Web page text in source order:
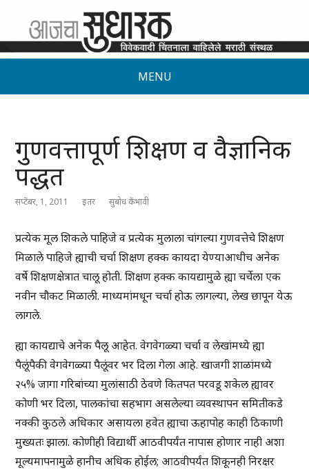
MENU
गुणवत्तापूर्ण शिक्षण व वैज्ञानिक
पद्धत
सप्टेंबर, 1, 2011 इतर सुबोध केंभावी
प्रत्येक मूल शिकले पाहिजे व प्रत्येक मुलाला चांगल्या गुणवत्तेचे शिक्षण
मिळाले पाहिजे ह्याची चर्चा शिक्षण हक्क कायदा येण्याआधीच अनेक
वर्षे शिक्षणक्षेत्रात चालू होती. शिक्षण हक्क कायद्यामुळे ह्या चर्चेला एक
नवीन चौकट मिळाली. माध्यमांमधून चर्चा होऊ लागल्या, लेख छापून येऊ
लागले.
ह्या कायद्याचे अनेक पैलू आहेत. वेगवेगळ्या चर्चा व लेखांमध्ये ह्या
पैलूंपैकी वेगवेगळ्या पैलूंवर भर दिला गेला आहे. खाजगी शाळांमध्ये
२५% जागा गरिबांच्या मुलांसाठी ठेवणे कितपत परवडू शकेल ह्यावर
कोणी भर दिला, पालकांचा सहभाग असलेल्या व्यवस्थापन समितीकडे
नक्की कुठले अधिकार असायला हवेत ह्याचा ऊहापोह काही ठिकाणी
मुख्यतः झाला. कोणीही विद्यार्थी आठवीपर्यंत नापास होणार नाही अशा
मूल्यमापनामुळे हानीच अधिक होईल; आठवीपर्यंत शिकूनही निरक्षर